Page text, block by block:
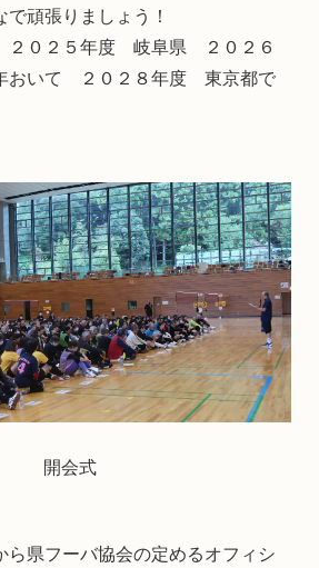
頑張りましょう！
２０２５年度 岐阜県 ２０２６
いて ２０２８年度 東京都で
開会式
ら県フーバ協会の定めるオフィシ